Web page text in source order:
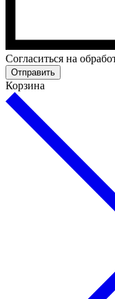
Cогласиться на
Отправить
Корзина